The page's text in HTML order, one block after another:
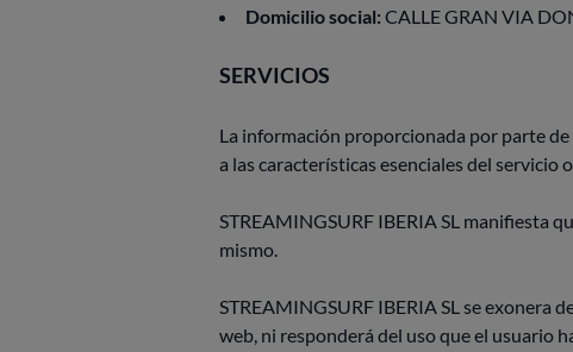
Domicilio social: CALLE GRAN VIA
SERVICIOS
La información proporcionada por parte
a las características esenciales del servicio
STREAMINGSURF IBERIA SL manifiesta
mismo.
STREAMINGSURF IBERIA SL se exonera
web, ni responderá del uso que el usuario